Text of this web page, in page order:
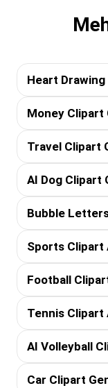
Heart
Money Clipart
Travel Clipart
AI Dog Clipart
Bubble
Sports Clipart
Football
Tennis Clipart
AI Volleyball
Car Clipart